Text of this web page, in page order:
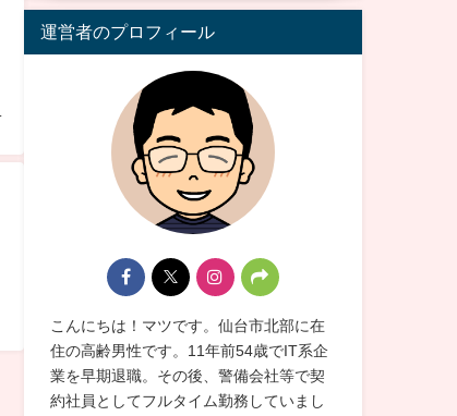
運営者のプロフィール
こんにちは！マツです。仙台市北部に在
住の高齢男性です。11年前54歳でIT系企
業を早期退職。その後、警備会社等で契
約社員としてフルタイム勤務していまし